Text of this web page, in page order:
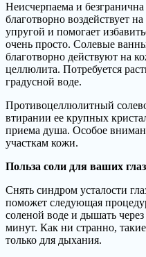
Неисчерпаема и
благотворно воздействует
упругой и помогает
очень просто. Солевые
благотворно действуют на
целлюлита. Потребуется
градусной воде.
Противоцеллюлитный
втирании ее крупных
приема душа. Особое
участкам кожи.
Польза соли для ваших глаз
Снять синдром усталости
поможет следующая
соленой воде и дышать
минут. Как ни странно,
только для дыхания.